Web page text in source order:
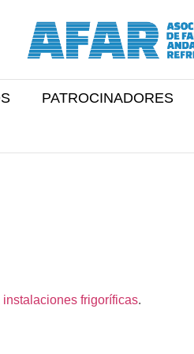
PATROCINADORES
frigoríficas.